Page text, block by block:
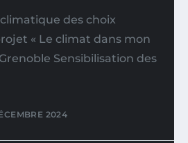
des choix
« Le climat dans mon
Sensibilisation des
2024